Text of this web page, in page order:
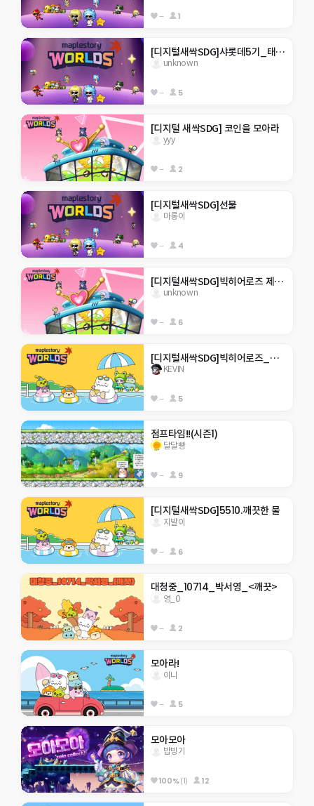
-- 1
[디지털새싹SDG]샤롯데5기_태양광발전기를 돌려라!
unknown
-- 5
[디지털 새싹SDG] 코인을 모아라
yyy
-- 2
[디지털새싹SDG]선물
마롱이
-- 4
[디지털새싹SDG]빅히어로즈 제주한라대 가종식 코인모으기
unknown
-- 6
[디지털새싹SDG]빅히어로즈_제주한라대_코인을 모으자
KEVIN
-- 5
점프타임!!(시즌1)
달달빵
-- 9
[디지털새싹SDG]5510.깨끗한 물
지발이
-- 6
대청중_10714_박서영_<깨끗>
영_0
-- 2
모아라!
이니
-- 5
모아모아
밥빙기
100%(1) 12